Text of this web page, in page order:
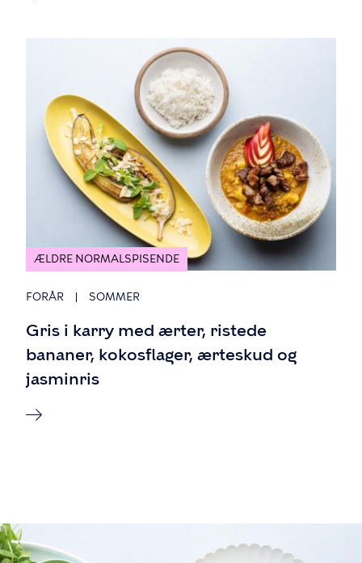
ÆLDRE NORMALSPISENDE
FORÅR SOMMER
Gris i karry med ærter, ristede
bananer, kokosflager, ærteskud og
jasminris